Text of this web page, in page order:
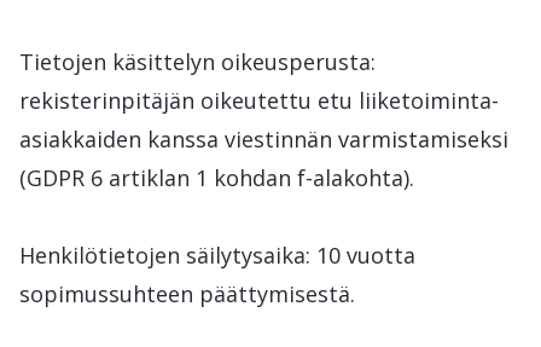
Tietojen käsittelyn oikeusperusta:
rekisterinpitäjän oikeutettu etu liiketoiminta-
asiakkaiden kanssa viestinnän varmistamiseksi
(GDPR 6 artiklan 1 kohdan f-alakohta).
Henkilötietojen säilytysaika: 10 vuotta
sopimussuhteen päättymisestä.